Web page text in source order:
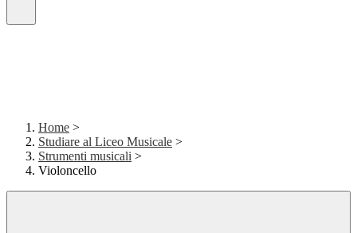
Home >
Studiare al Liceo Musicale >
Strumenti musicali >
Violoncello